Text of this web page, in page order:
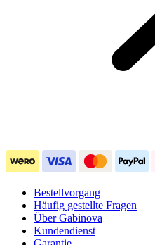
Bestellvorgang
Häufig gestellte Fragen
Über Gabinova
Kundendienst